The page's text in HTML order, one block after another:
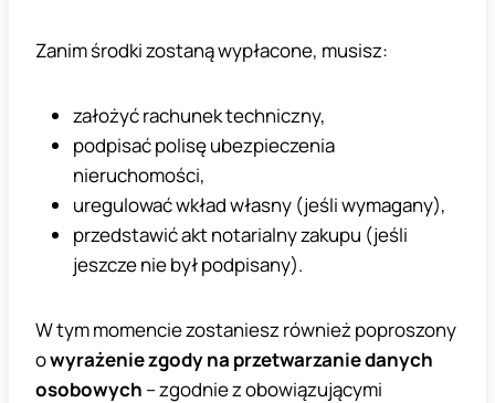
Zanim środki zostaną wypłacone, musisz:
założyć rachunek techniczny,
podpisać polisę ubezpieczenia
nieruchomości,
uregulować wkład własny (jeśli wymagany),
przedstawić akt notarialny zakupu (jeśli
jeszcze nie był podpisany).
W tym momencie zostaniesz również poproszony
owyrażenie zgody na przetwarzanie danych
osobowych – zgodnie z obowiązującymi